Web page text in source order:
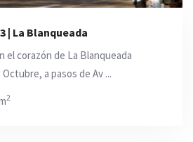
| La Blanqueada
el corazón de La Blanqueada
a pasos de Av ...
2